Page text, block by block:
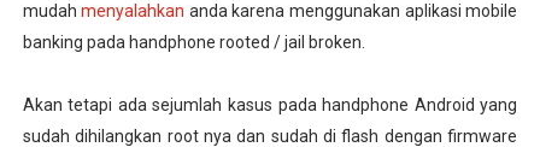
mudahmenyalahkan anda karena menggunakan aplikasi mobile
banking pada handphone rooted / jail broken.
Akan tetapi ada sejumlah kasus pada handphone Android yang
sudah dihilangkan root nya dan sudah di flash dengan firmware